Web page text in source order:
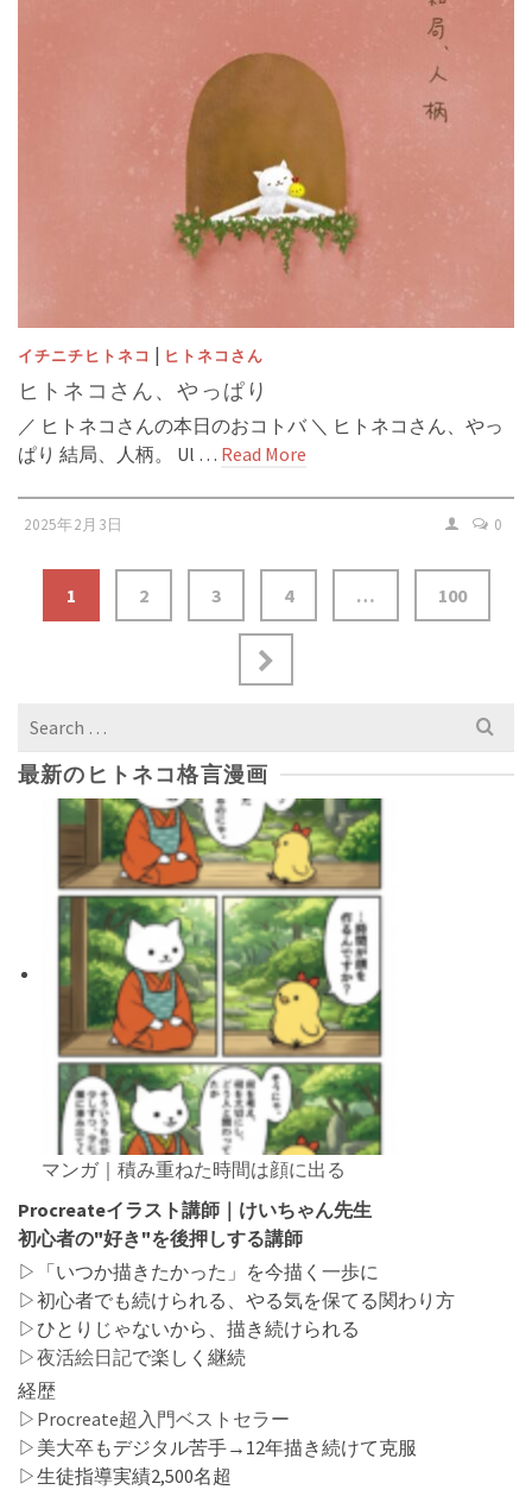
イチニチヒトネコ | ヒトネコさん
ヒトネコさん、やっぱり
／ ヒトネコさんの本日のおコトバ ＼ ヒトネコさん、やっ
ぱり 結局、人柄。 Ul … Read More
2025年2月3日 0
1 2 3 4 … 100
Search
最新のヒトネコ格言漫画
マンガ｜積み重ねた時間は顔に出る
Procreateイラスト講師｜けいちゃん先生
初心者の"好き"を後押しする講師
▷「いつか描きたかった」を今描く一歩に
▷初心者でも続けられる、やる気を保てる関わり方
▷ひとりじゃないから、描き続けられる
▷夜活絵日記で楽しく継続
経歴
▷ Procreate超入門ベストセラー
▷美大卒もデジタル苦手→12年描き続けて克服
▷生徒指導実績2,500名超